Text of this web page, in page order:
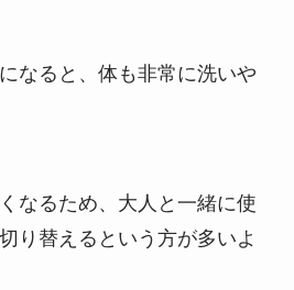
なると、体も非常に洗いや
なるため、大人と一緒に使
り替えるという方が多いよ